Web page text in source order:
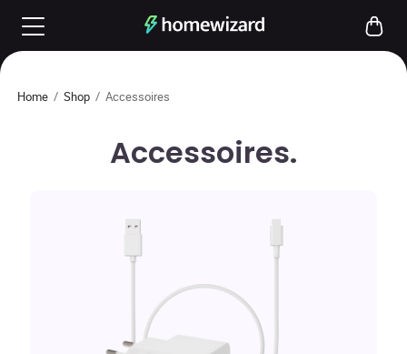
Home / Shop / Accessoires
Accessoires